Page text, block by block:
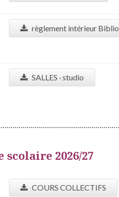
règlement intérieur Biblio
SALLES · studio
2026/27
COURS COLLECTIFS